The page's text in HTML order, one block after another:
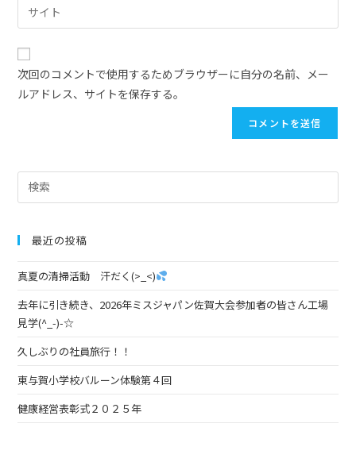
次回のコメントで使用するためブラウザーに自分の名前、メー
ルアドレス、サイトを保存する。
最近の投稿
真夏の清掃活動 汗だく(>_<)
去年に引き続き、2026年ミスジャパン佐賀大会参加者の皆さん工場
見学(^_-)-☆
久しぶりの社員旅行！！
東与賀小学校バルーン体験第４回
健康経営表彰式２０２５年